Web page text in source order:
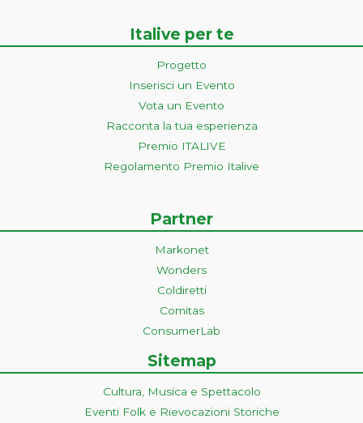
Italive per te
Progetto
Inserisci un Evento
Vota un Evento
Racconta la tua esperienza
Premio ITALIVE
Regolamento Premio Italive
Partner
Markonet
Wonders
Coldiretti
Comitas
ConsumerLab
Sitemap
Cultura, Musica e Spettacolo
Eventi Folk e Rievocazioni Storiche